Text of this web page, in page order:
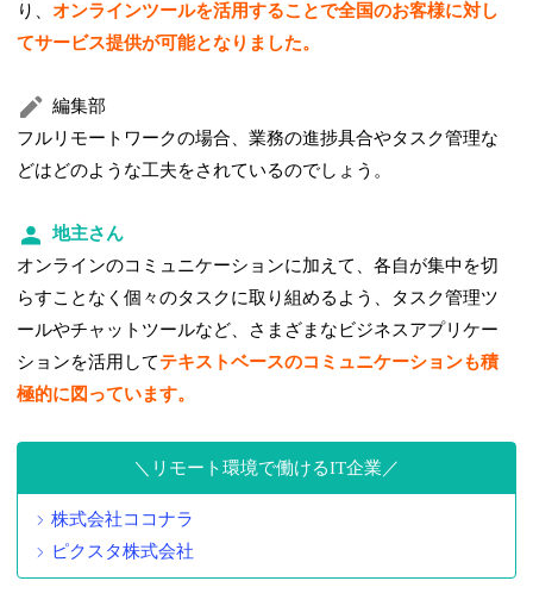
り、オンラインツールを活用することで全国のお客様に対し
てサービス提供が可能となりました。
編集部
フルリモートワークの場合、業務の進捗具合やタスク管理な
どはどのような工夫をされているのでしょう。
地主さん
オンラインのコミュニケーションに加えて、各自が集中を切
らすことなく個々のタスクに取り組めるよう、タスク管理ツ
ールやチャットツールなど、さまざまなビジネスアプリケー
ションを活用してテキストベースのコミュニケーションも積
極的に図っています。
リモート環境で働けるIT企業
株式会社ココナラ
ピクスタ株式会社